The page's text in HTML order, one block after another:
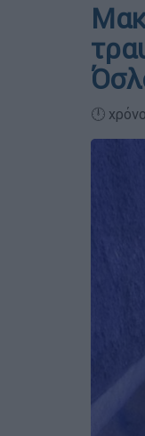
🕛